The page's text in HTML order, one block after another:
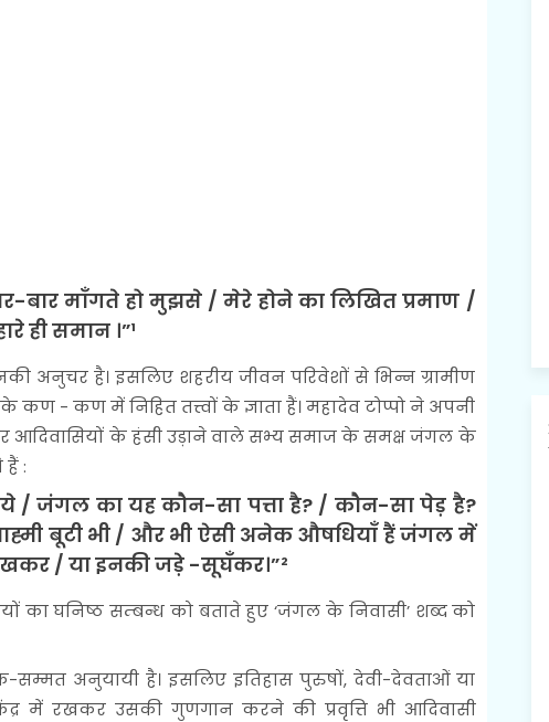
बार माँगते हो मुझसे / मेरे होने का लिखित प्रमाण /
ही समान ।”¹
अनुचर है। इसलिए शहरीय जीवन परिवेशों से भिन्न ग्रामीण
- कण में निहित तत्त्वों के ज्ञाता हैं। महादेव टोप्पो ने अपनी
आदिवासियों के हंसी उड़ाने वाले सभ्य समाज के समक्ष जंगल के
हैं :
जंगल का यह कौन-सा पत्ता है? / कौन-सा पेड़ है?
बूटी भी / और भी ऐसी अनेक औषधियाँ हैं जंगल में
/ या इनकी जड़े -सूघँकर।”²
का घनिष्ठ सम्बन्ध को बताते हुए ‘जंगल के निवासी’ शब्द को
अनुयायी है। इसलिए इतिहास पुरुषों, देवी-देवताओं या
में रखकर उसकी गुणगान करने की प्रवृत्ति भी आदिवासी